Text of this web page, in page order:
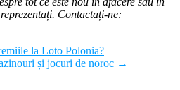
Contactați-ne:
la Loto Polonia?
și jocuri de noroc →